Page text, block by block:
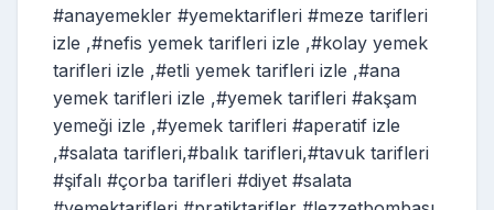
#anayemekler #yemektarifleri #meze tarifleri
izle ,#nefis yemek tarifleri izle ,#kolay yemek
tarifleri izle ,#etli yemek tarifleri izle ,#ana
yemek tarifleri izle ,#yemek tarifleri #akşam
yemeği izle ,#yemek tarifleri #aperatif izle
,#salata tarifleri,#balık tarifleri,#tavuk tarifleri
#şifalı #çorba tarifleri #diyet #salata